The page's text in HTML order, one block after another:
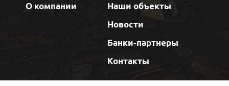
О компании
Наши объекты
Новости
Банки-партнеры
Контакты